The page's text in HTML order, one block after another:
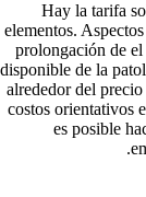
Hay la tarifa
elementos.
prolongación de
disponible de la
alrededor del
costos orientativos
es posible